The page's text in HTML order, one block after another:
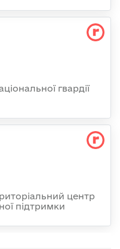
гвардії
центр
підтримки